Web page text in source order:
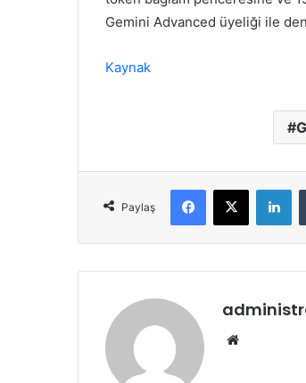
Gemini Advanced üyeliği ile
Kaynak
Paylaş
Facebook
X